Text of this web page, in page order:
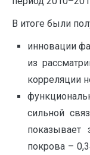
В итоге были
инновации
из
корреляции
сильной
показывает
покрова –